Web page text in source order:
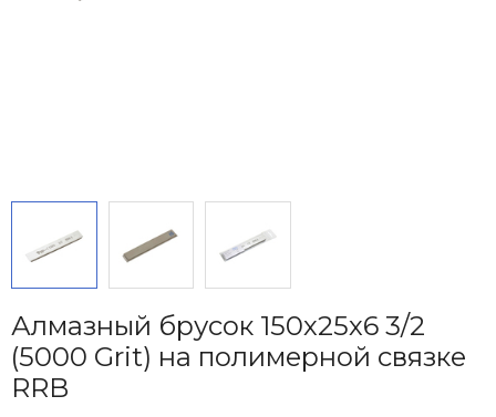
Алмазный брусок 150х25х6 3/2
(5000 Grit) на полимерной связке
RRB